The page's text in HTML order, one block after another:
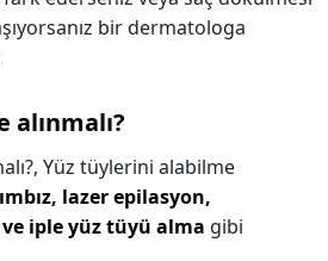
bir dermatologa
Yüz tüylerini alabilme
lazer epilasyon,
iple yüz tüyü alma gibi